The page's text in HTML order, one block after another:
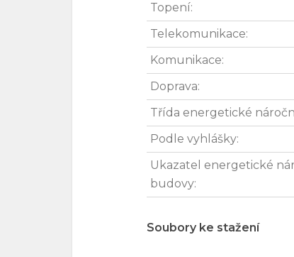
Topení:
Telekomunikace:
Komunikace:
Doprava:
Třída energetické
Podle vyhlášky:
Ukazatel energetické
budovy:
Soubory ke stažení